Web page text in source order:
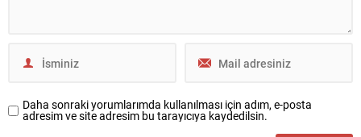
Daha sonraki yorumlarımda kullanılması için adım, e-posta
adresim ve site adresim bu tarayıcıya kaydedilsin.